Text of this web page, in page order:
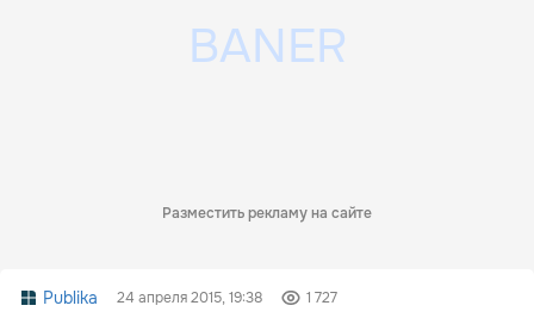
Разместить рекламу на сайте
Publika 24 апреля 2015, 19:38 1 727